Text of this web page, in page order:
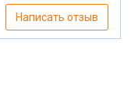
Написать отзыв